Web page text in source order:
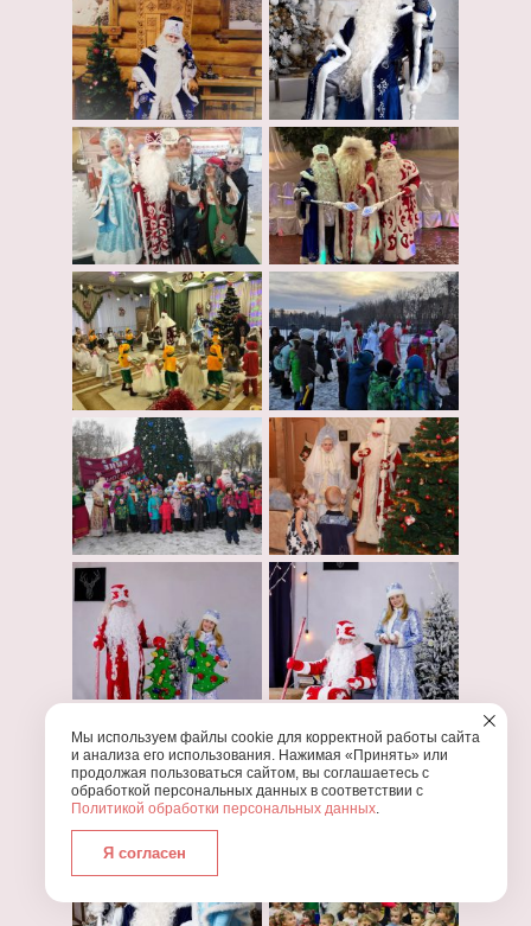
Мы используем файлы cookie для корректной работы сайта
и анализа его использования. Нажимая «Принять» или
продолжая пользоваться сайтом, вы соглашаетесь с
обработкой персональных данных в соответствии с
Политикой обработки персональных данных.
Я согласен